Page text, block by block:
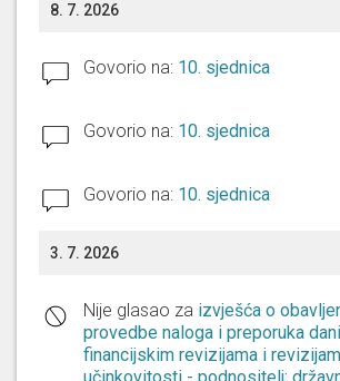
8. 7. 2026
Govorio na: 10. sjednica
Govorio na: 10. sjednica
Govorio na: 10. sjednica
3. 7. 2026
Nije glasao za izvješća o
provedbe naloga i preporuka
financijskim revizijama i